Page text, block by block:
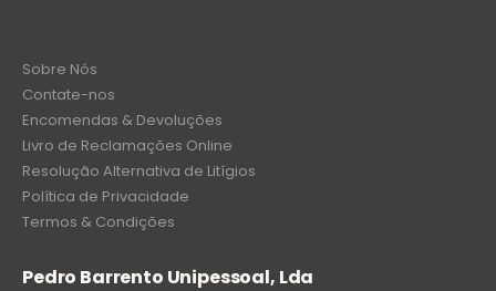
Sobre Nós
Contate-nos
Encomendas & Devoluções
Livro de Reclamações Online
Resolução Alternativa de Litígios
Política de Privacidade
Termos & Condições
Pedro Barrento Unipessoal, Lda